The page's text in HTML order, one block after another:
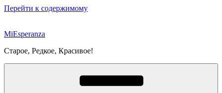
Перейти к содержимому
MiEsperanza
Старое, Редкое, Красивое!